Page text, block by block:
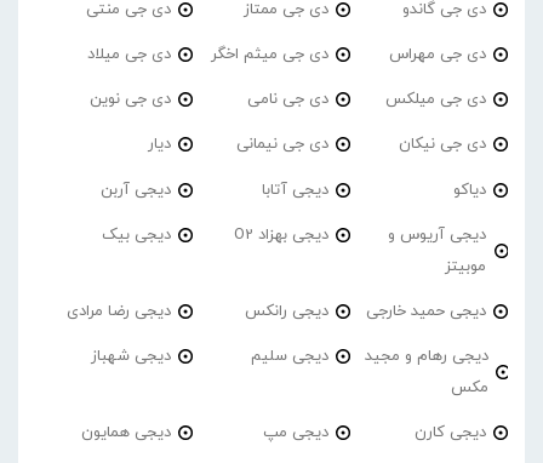
دی جی گاندو دی جی ممتاز دی جی منتی
دی جی مهراس دی جی میثم اخگر دی جی میلاد
دی جی میلکس دی جی نامی دی جی نوین
دی جی نیکان دی جی نیمانی دیار
دیاکو دیجی آتابا دیجی آربن
دیجی آریوس و
موبیتز
دیجی بهزاد O2 دیجی بیک
دیجی حمید خارجی دیجی رانکس دیجی رضا مرادی
دیجی رهام و مجید
مکس
دیجی سلیم دیجی شهباز
دیجی کارن دیجی مپ دیجی همایون